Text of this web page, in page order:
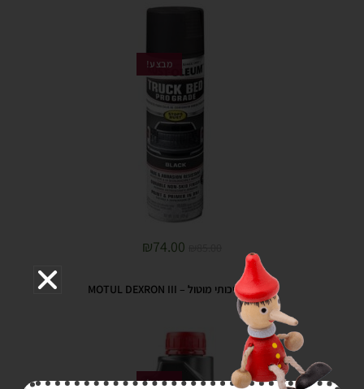
מבצע!
₪74.00
שמן גיר איכותי מוטול – MOTUL DEXRON III
מבצע!